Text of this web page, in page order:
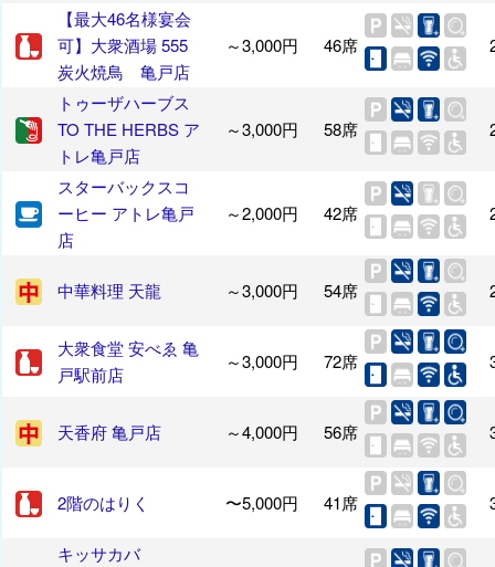
【最大46名様宴会
可】大衆酒場 555
炭火焼鳥 亀戸店
～3,000円 46席
トゥーザハーブス
TO THE HERBS ア
トレ亀戸店
～3,000円 58席
スターバックスコ
ーヒー アトレ亀戸
店
～2,000円 42席
中華料理 天龍 ～3,000円 54席
大衆食堂 安べゑ 亀
戸駅前店
～3,000円 72席
天香府 亀戸店 ～4,000円 56席
2階のはりく 〜5,000円 41席
キッサカバ